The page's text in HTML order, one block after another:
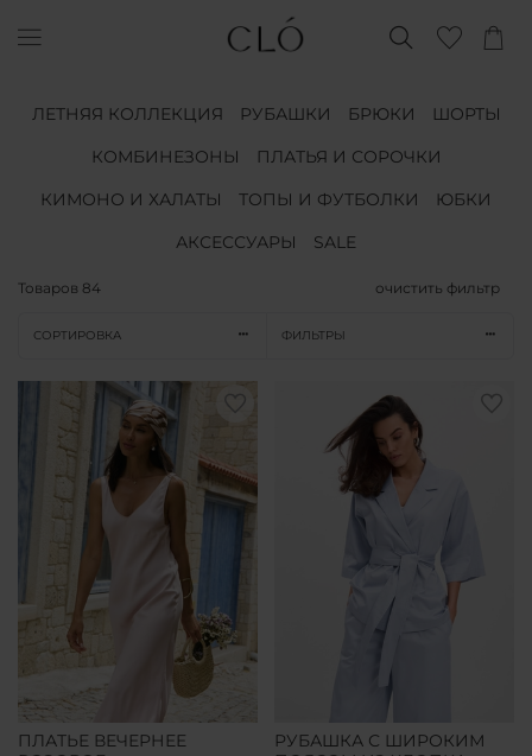
ЛЕТНЯЯ КОЛЛЕКЦИЯ РУБАШКИ БРЮКИ
ШОРТЫ
КОМБИНЕЗОНЫ
ПЛАТЬЯ И СОРОЧКИ
КИМОНО И ХАЛАТЫ
ТОПЫ И ФУТБОЛКИ
ЮБКИ
АКСЕССУАРЫ
SALE
Товаров 84 очистить фильтр
СОРТИРОВКА ФИЛЬТРЫ
ПЛАТЬЕ ВЕЧЕРНЕЕ
РУБАШКА С ШИРОКИМ